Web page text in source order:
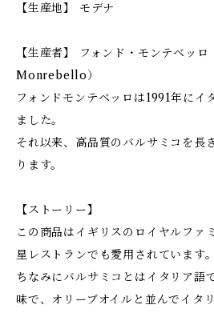
【生産地】 モデナ
【生産者】 フォンド・モンテベッ
Monrebello）
フォンドモンテベッロは1991年にイ
ました。
それ以来、高品質のバルサミコを長
ります。
【ストーリー】
この商品はイギリスのロイヤルファ
星レストランでも愛用されています。
ちなみにバルサミコとはイタリア語
味で、オリーブオイルと並んでイタ